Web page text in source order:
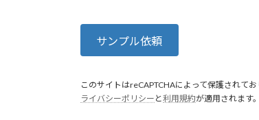
サンプル依頼
このサイトはreCAPTCHAによって保護されて
ライバシーポリシー と利用規約が適用されます。